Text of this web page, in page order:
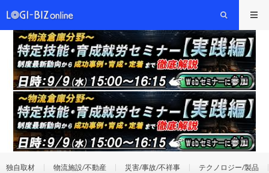
独自取材 物流施設/不動産 災害/事故/不祥事 テクノロジー/製品